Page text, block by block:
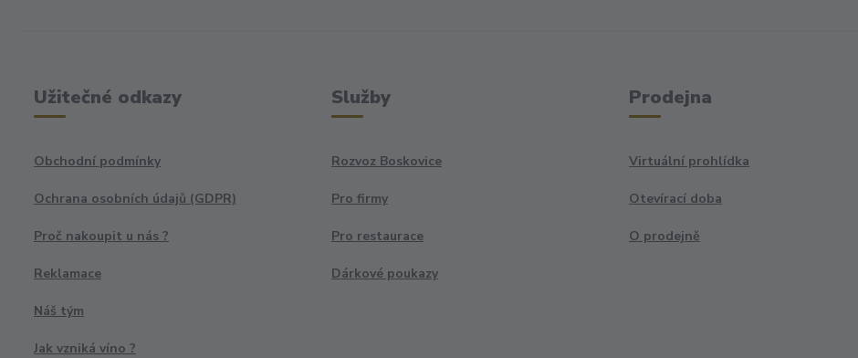
Užitečné odkazy
Obchodní podmínky
Ochrana osobních údajů (GDPR)
Proč nakoupit u nás ?
Reklamace
Náš tým
Jak vzniká víno ?
Služby
Rozvoz Boskovice
Pro firmy
Pro restaurace
Dárkové poukazy
Prodejna
Virtuální prohlídka
Otevírací doba
O prodejně